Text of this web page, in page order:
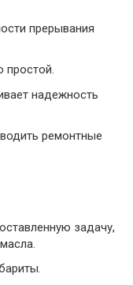
прерывания
простой.
надежность
ремонтные
задачу,